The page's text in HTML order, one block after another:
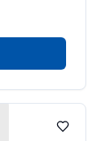
Lägg till